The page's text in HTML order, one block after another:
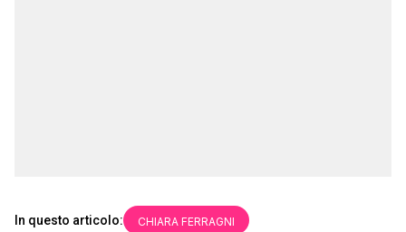
In questo articolo: CHIARA FERRAGNI